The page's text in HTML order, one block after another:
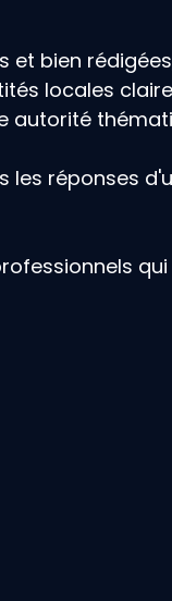
et bien
locales
autorité
réponses